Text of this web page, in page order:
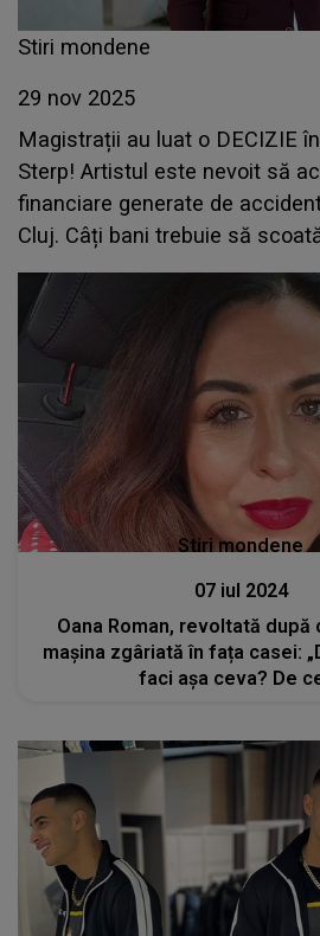
Stiri mondene
29 nov 2025
Magistrații au luat o DECIZIE
Sterp! Artistul este nevoit să
financiare generate de
Cluj. Câți bani trebuie să
buzunar?
Stiri mondene
07 iul 2024
Oana Roman, revoltată după
mașina zgâriată în fața casei:
faci aşa ceva? De